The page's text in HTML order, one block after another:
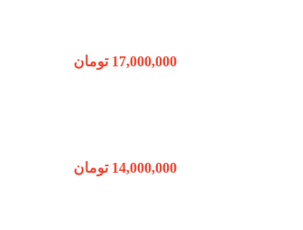
17,000,000 تومان
14,000,000 تومان